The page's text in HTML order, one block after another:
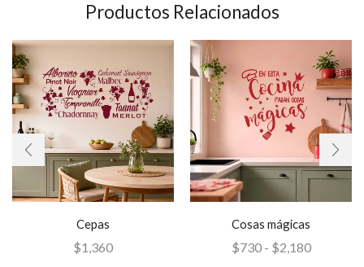
Productos Relacionados
Cepas
$1,360
Cosas mágicas
$730 - $2,180